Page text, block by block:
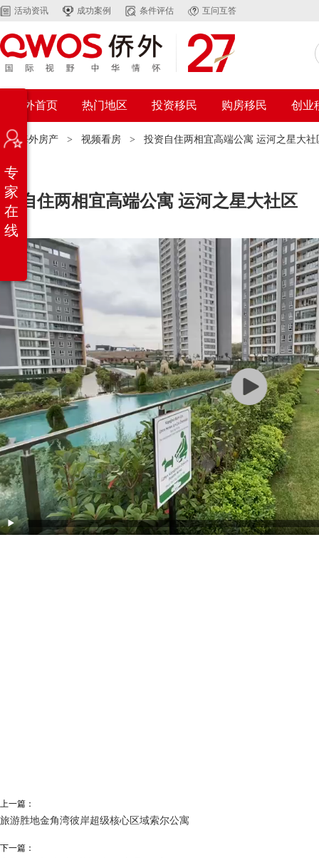
活动资讯 成功案例 条件评估 互问互答
侨外首页 热门地区 投资移民 购房移民 创业
：海外房产 > 视频看房 > 投资自住两相宜高端公寓 运河之星大社
自住两相宜高端公寓 运河之星大社区
上一篇：
旅游胜地金角湾彼岸超级核心区域索尔公寓
下一篇：
专
家
在
线